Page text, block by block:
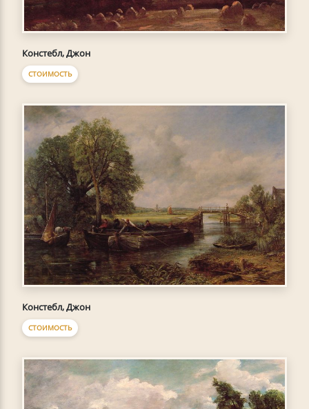
Констебл, Джон
СТОИМОСТЬ
Констебл, Джон
СТОИМОСТЬ